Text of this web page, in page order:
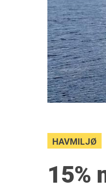
HAVMILJØ
15%